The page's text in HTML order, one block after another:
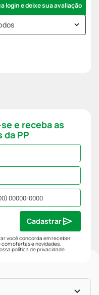
login e deixe sua avaliação
e receba as
da PP
você concorda em receber
ofertas e novidades,
política de privacidade.
Cadastrar